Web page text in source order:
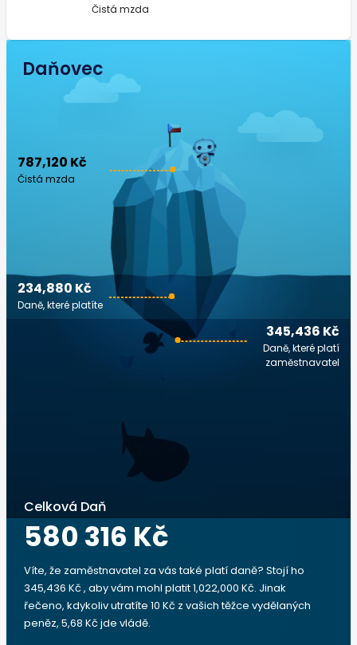
Čistá mzda
Daňovec
787,120 Kč
Čistá mzda
345,436 Kč
Daně, které platí
zaměstnavatel
234,880 Kč
Daně, které platíte
Celková Daň
580 316 Kč
Víte, že zaměstnavatel za vás také platí daně? Stojí ho
345,436 Kč , aby vám mohl platit 1,022,000 Kč. Jinak
řečeno, kdykoliv utratíte 10 Kč z vašich těžce vydělaných
peněz, 5,68 Kč jde vládě.